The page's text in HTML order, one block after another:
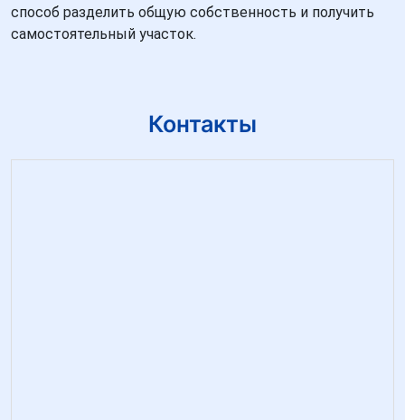
способ разделить общую собственность и получить
самостоятельный участок.
Контакты